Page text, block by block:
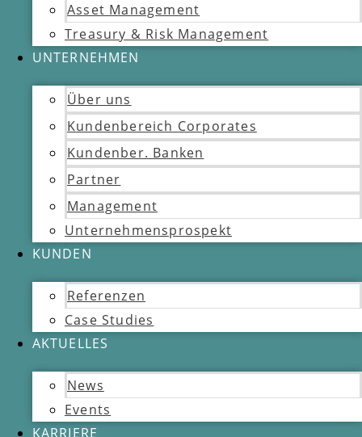
Asset Management
Treasury & Risk Management
UNTERNEHMEN
Über uns
Kundenbereich Corporates
Kundenber. Banken
Partner
Management
Unternehmensprospekt
KUNDEN
Referenzen
Case Studies
AKTUELLES
News
Events
KARRIERE